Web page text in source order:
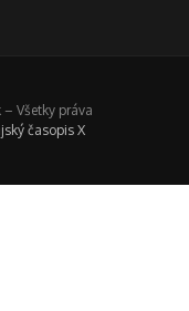
Všetky práva
časopis X